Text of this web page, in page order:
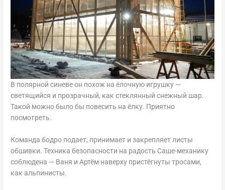
В полярной синеве он похож на ёлочную игрушку —
светящийся и прозрачный, как стеклянный снежный шар.
Такой можно было бы повесить на ёлку. Приятно
посмотреть.
Команда бодро подает, принимает и закрепляет листы
обшивки. Техника безопасности на радость Саше-механику
соблюдена — Ваня и Артём наверху пристёгнуты тросами,
как альпинисты.